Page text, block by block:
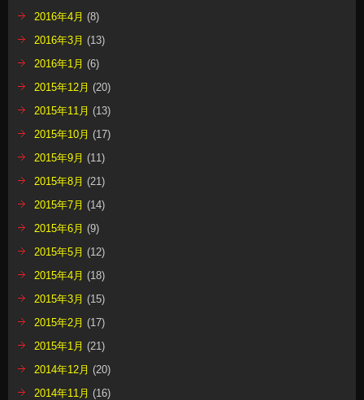
2016年4月 (8)
2016年3月 (13)
2016年1月 (6)
2015年12月 (20)
2015年11月 (13)
2015年10月 (17)
2015年9月 (11)
2015年8月 (21)
2015年7月 (14)
2015年6月 (9)
2015年5月 (12)
2015年4月 (18)
2015年3月 (15)
2015年2月 (17)
2015年1月 (21)
2014年12月 (20)
2014年11月 (16)